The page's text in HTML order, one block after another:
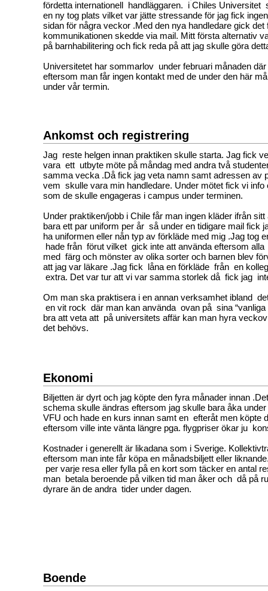
fördetta internationell handläggaren. i Chiles Universitet
en ny tog plats vilket var jätte stressande för jag fick
sidan för några veckor .Med den nya handledare gick det
kommunikationen skedde via mail. Mitt första alternativ
på barnhabilitering och fick reda på att jag skulle göra
Universitetet har sommarlov under februari månaden
eftersom man får ingen kontakt med de under den här
under vår termin.
Ankomst och registrering
Jag reste helgen innan praktiken skulle starta. Jag fick
vara ett utbyte möte på måndag med andra två
samma vecka .Då fick jag veta namn samt adressen av
vem skulle vara min handledare. Under mötet fick vi info
som de skulle engageras i campus under terminen.
Under praktiken/jobb i Chile får man ingen kläder ifrån
bara ett par uniform per år så under en tidigare mail fick
ha uniformen eller nån typ av förkläde med mig .Jag tog
hade från förut vilket gick inte att använda eftersom
med färg och mönster av olika sorter och barnen blev
att jag var läkare .Jag fick låna en förkläde från en
extra. Det var tur att vi var samma storlek då fick jag
Om man ska praktisera i en annan verksamhet ibland
en vit rock där man kan använda ovan på sina “vanliga
bra att veta att på universitets affär kan man hyra
det behövs.
Ekonomi
Biljetten är dyrt och jag köpte den fyra månader innan
schema skulle ändras eftersom jag skulle bara åka
VFU och hade en kurs innan samt en efteråt men köpte
eftersom ville inte vänta längre pga. flygpriser ökar ju
Kostnader i generellt är likadana som i Sverige.
eftersom man inte får köpa en månadsbiljett eller
per varje resa eller fylla på en kort som täcker en antal
man betala beroende på vilken tid man åker och då på
dyrare än de andra tider under dagen.
Boende